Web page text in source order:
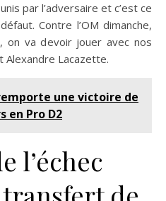
par l’adversaire et c’est ce
Contre l’OM dimanche,
on va devoir jouer avec nos
Alexandre Lacazette.
une victoire de
en Pro D2
l’échec